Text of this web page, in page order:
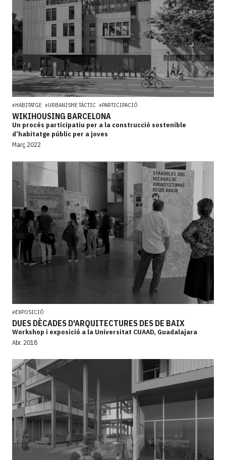
#HABITATGE #URBANISME TÀCTIC #PARTICIPACIÓ
WIKIHOUSING BARCELONA
Un procés participatiu per a la construcció sostenible
d’habitatge públic per a joves
Març 2022
#EXPOSICIÓ
DUES DÈCADES D'ARQUITECTURES DES DE BAIX
Workshop i exposició a la Universitat CUAAD, Guadalajara
Abr. 2018